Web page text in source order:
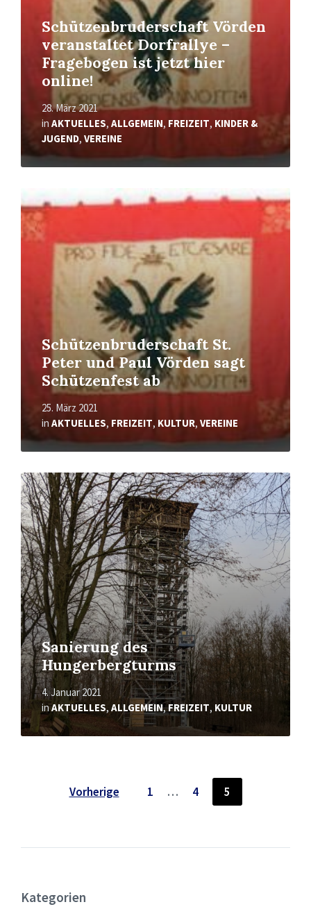
Schützenbruderschaft Vörden
veranstaltet Dorfrallye –
Fragebogen ist jetzt hier
online!
28. März 2021
in AKTUELLES, ALLGEMEIN, FREIZEIT, KINDER &
JUGEND, VEREINE
Schützenbruderschaft St.
Peter und Paul Vörden sagt
Schützenfest ab
25. März 2021
in AKTUELLES, FREIZEIT, KULTUR, VEREINE
erfahren
Sanierung des
Hungerbergturms
4. Januar 2021
inAKTUELLES, ALLGEMEIN,FREIZEIT, KULTUR
Mehr
erfahren
Seitennummerierung
Beiträge
Vorherige 1 … 4 5
Kategorien